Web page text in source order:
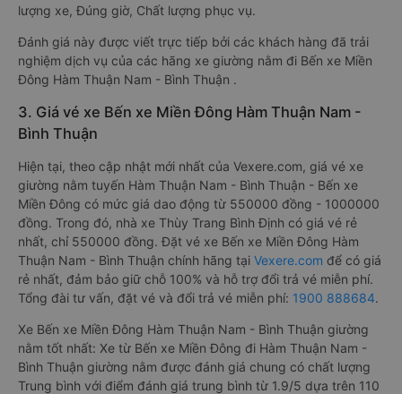
lượng xe, Đúng giờ, Chất lượng phục vụ.
Đánh giá này được viết trực tiếp bởi các khách hàng đã trải
nghiệm dịch vụ của các hãng xe giường nằm đi Bến xe Miền
Đông Hàm Thuận Nam - Bình Thuận .
3. Giá vé xe Bến xe Miền Đông Hàm Thuận Nam -
Bình Thuận
Hiện tại, theo cập nhật mới nhất của Vexere.com, giá vé xe
giường nằm tuyến Hàm Thuận Nam - Bình Thuận - Bến xe
Miền Đông có mức giá dao động từ 550000 đồng - 1000000
đồng. Trong đó, nhà xe Thùy Trang Bình Định có giá vé rẻ
nhất, chỉ 550000 đồng. Đặt vé xe Bến xe Miền Đông Hàm
Thuận Nam - Bình Thuận chính hãng tại Vexere.com để có giá
rẻ nhất, đảm bảo giữ chỗ 100% và hỗ trợ đổi trả vé miễn phí.
Tổng đài tư vấn, đặt vé và đổi trả vé miễn phí: 1900 888684.
Xe Bến xe Miền Đông Hàm Thuận Nam - Bình Thuận giường
nằm tốt nhất: Xe từ Bến xe Miền Đông đi Hàm Thuận Nam -
Bình Thuận giường nằm được đánh giá chung có chất lượng
Trung bình với điểm đánh giá trung bình từ 1.9/5 dựa trên 110